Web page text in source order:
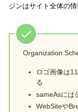
ジンはサイト全体の
Organization
ロゴ画像は
る
sameAsには
WebSiteや